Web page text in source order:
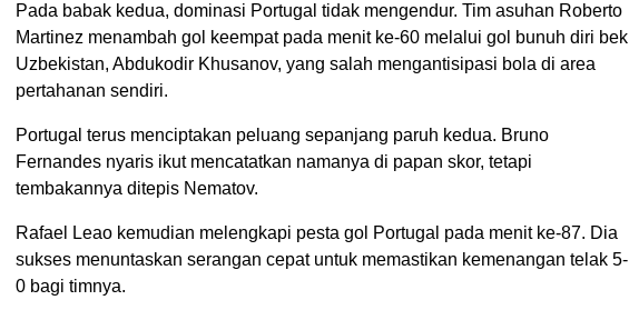
Pada babak kedua, dominasi Portugal tidak mengendur. Tim asuhan Roberto
Martinez menambah gol keempat pada menit ke-60 melalui gol bunuh diri bek
Uzbekistan, Abdukodir Khusanov, yang salah mengantisipasi bola di area
pertahanan sendiri.
Portugal terus menciptakan peluang sepanjang paruh kedua. Bruno
Fernandes nyaris ikut mencatatkan namanya di papan skor, tetapi
tembakannya ditepis Nematov.
Rafael Leao kemudian melengkapi pesta gol Portugal pada menit ke-87. Dia
sukses menuntaskan serangan cepat untuk memastikan kemenangan telak 5-
0 bagi timnya.